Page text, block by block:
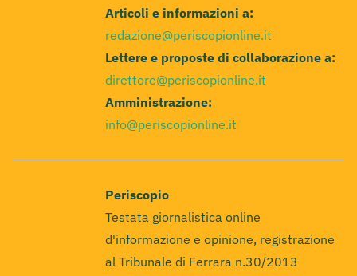
Articoli e informazioni a:
redazione@periscopionline.it
Lettere e proposte di collaborazione a:
direttore@periscopionline.it
Amministrazione:
info@periscopionline.it
Periscopio
Testata giornalistica online
d'informazione e opinione, registrazione
al Tribunale di Ferrara n.30/2013